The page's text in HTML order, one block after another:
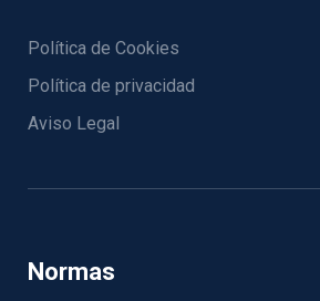
Política de Cookies
Política de privacidad
Aviso Legal
Normas